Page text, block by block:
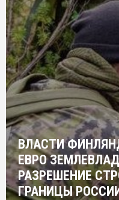
ВЛАСТИ
ЕВРО
РАЗРЕШЕНИЕ
ГРАНИЦЫ РОССИИ